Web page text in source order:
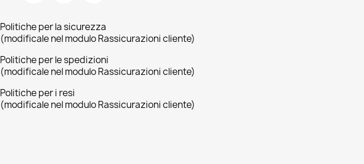
Politiche per la sicurezza
(modificale nel modulo Rassicurazioni cliente)
Politiche per le spedizioni
(modificale nel modulo Rassicurazioni cliente)
Politiche per i resi
(modificale nel modulo Rassicurazioni cliente)